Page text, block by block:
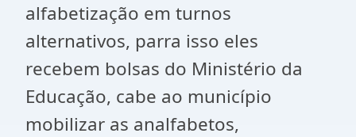
alfabetização em turnos
alternativos, parra isso eles
recebem bolsas do Ministério da
Educação, cabe ao município
mobilizar as analfabetos,